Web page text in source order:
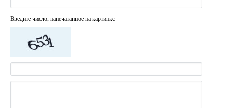
Введите число, напечатанное на картинке